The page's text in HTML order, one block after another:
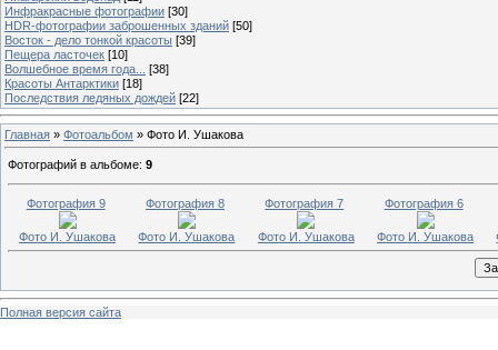
Инфракрасные фотографии [30]
HDR-фотографии заброшенных зданий [50]
Восток - дело тонкой красоты [39]
Пещера ласточек [10]
Волшебное время года...
[38]
Красоты Антарктики [18]
Последствия ледяных дождей [22]
Главная » Фотоальбом » Фото И. Ушакова
Фотографий в альбоме: 9
Фотография 9
Фото И. Ушакова
Фотография 8
Фото И. Ушакова
Фотография 7
Фото И. Ушакова
Фотография 6
Фото И. Ушакова
Полная версия сайта